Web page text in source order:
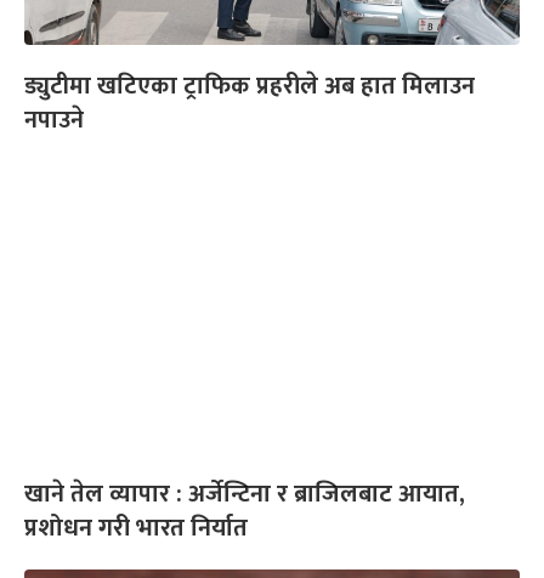
ड्युटीमा खटिएका ट्राफिक प्रहरीले अब हात मिलाउन
नपाउने
खाने तेल व्यापार : अर्जेन्टिना र ब्राजिलबाट आयात,
प्रशोधन गरी भारत निर्यात